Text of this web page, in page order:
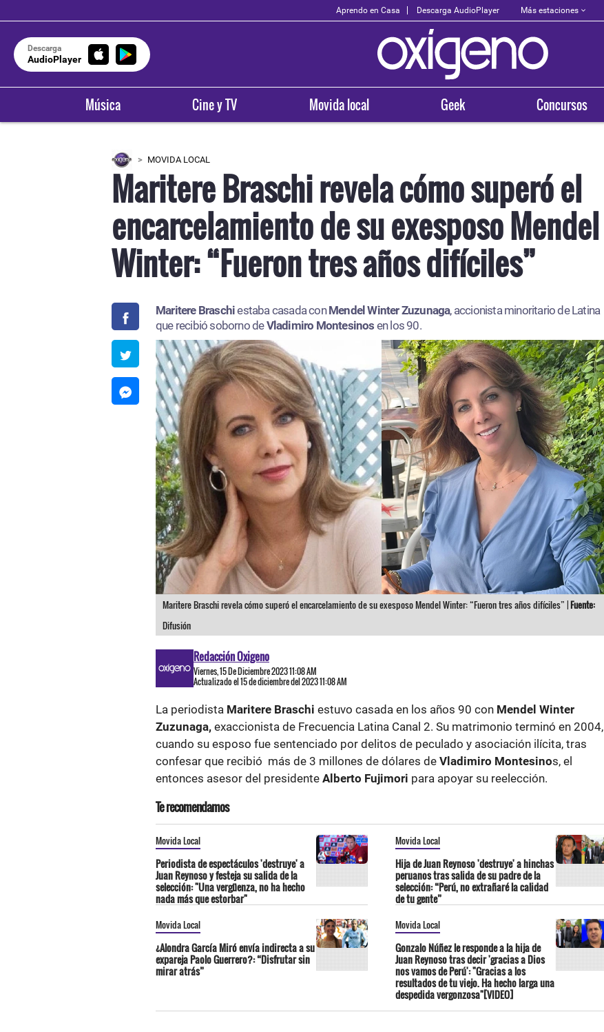
Aprendo en Casa Descarga AudioPlayer Más estaciones
Descarga
AudioPlayer
Música Cine y TV Movida local Geek Concursos
MOVIDA LOCAL
Maritere Braschi revela cómo superó el
encarcelamiento de su exesposo Mendel
Winter: “Fueron tres años difíciles”
Maritere Braschiestaba casada conMendel Winter Zuzunaga, accionista minoritario de Latina
que recibió soborno deVladimiro Montesinos en los 90.
Maritere Braschi revela cómo superó el encarcelamiento de su exesposo Mendel Winter: “Fueron tres años difíciles” |Fuente:
Difusión
Redacción Oxigeno
Viernes, 15 De Diciembre 2023 11:08 AM
Actualizado el 15 de diciembre del 2023 11:08 AM
La periodista Maritere Braschi estuvo casada en los años 90 con Mendel Winter
Zuzunaga, exaccionista de Frecuencia Latina Canal 2. Su matrimonio terminó en 2004,
cuando su esposo fue sentenciado por delitos de peculado y asociación ilícita, tras
confesar que recibió más de 3 millones de dólares de Vladimiro Montesinos, el
entonces asesor del presidente Alberto Fujimori para apoyar su reelección.
Te recomendamos
Movida Local
Periodista de espectáculos 'destruye' a
Juan Reynoso y festeja su salida de la
selección: "Una vergüenza, no ha hecho
nada más que estorbar"
Movida Local
Hija de Juan Reynoso 'destruye' a hinchas
peruanos tras salida de su padre de la
selección: “Perú, no extrañaré la calidad
de tu gente”
Movida Local
¿Alondra García Miró envía indirecta a su
expareja Paolo Guerrero?: “Disfrutar sin
mirar atrás”
Movida Local
Gonzalo Núñez le responde a la hija de
Juan Reynoso tras decir 'gracias a Dios
nos vamos de Perú': "Gracias a los
resultados de tu viejo. Ha hecho larga una
despedida vergonzosa"[VIDEO]
OXÍGENO EN TU CIUDAD
Arequipa
93.5 FM